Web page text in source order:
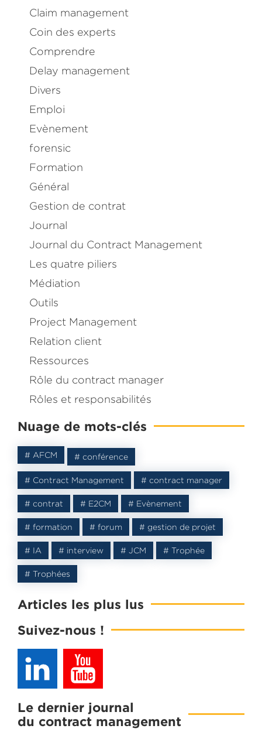
Claim management
Coin des experts
Comprendre
Delay management
Divers
Emploi
Evènement
forensic
Formation
Général
Gestion de contrat
Journal
Journal du Contract Management
Les quatre piliers
Médiation
Outils
Project Management
Relation client
Ressources
Rôle du contract manager
Rôles et responsabilités
Nuage de mots-clés
# AFCM # conférence
# Contract Management # contract manager
# contrat # E2CM # Evènement
# formation # forum # gestion de projet
# IA # interview # JCM # Trophée
# Trophées
Articles les plus lus
Suivez-nous !
Le dernier journal
du contract management
Dans ce livre je partage avec vous comment j’ai
entreprise dans la
Inscrivez-vous et recevez le